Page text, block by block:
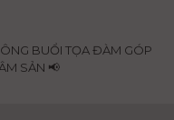
BUỔI TỌA ĐÀM GÓP
SẢN 📢